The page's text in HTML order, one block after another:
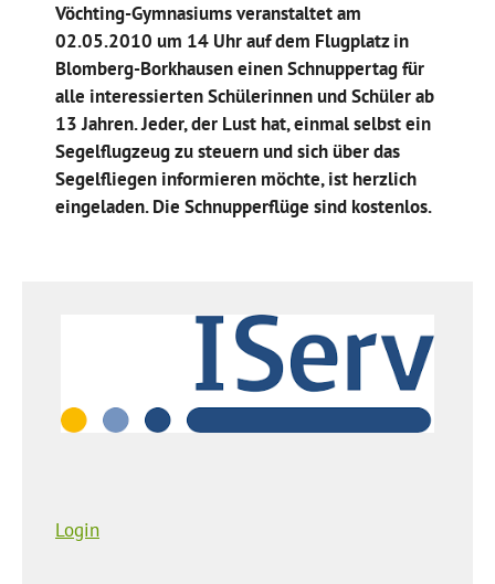
Vöchting-Gymnasiums veranstaltet am
02.05.2010 um 14 Uhr auf dem Flugplatz in
Blomberg-Borkhausen einen Schnuppertag für
alle interessierten Schülerinnen und Schüler ab
13 Jahren. Jeder, der Lust hat, einmal selbst ein
Segelflugzeug zu steuern und sich über das
Segelfliegen informieren möchte, ist herzlich
eingeladen. Die Schnupperflüge sind kostenlos.
Login